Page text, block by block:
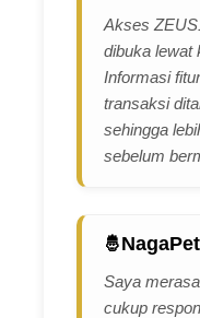
Akses
dibuka lewat
Informasi
transaksi
sehingga
sebelum
Saya
cukup